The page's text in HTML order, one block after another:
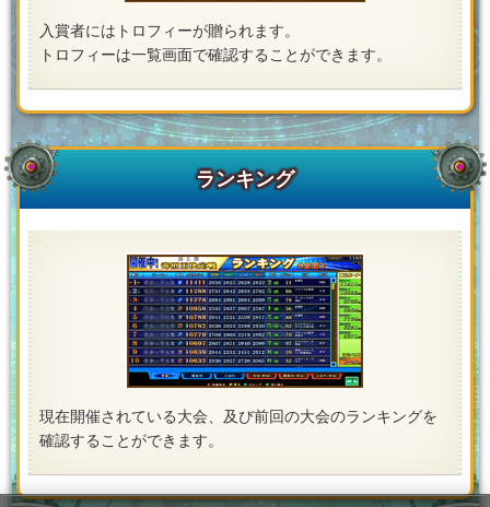
入賞者にはトロフィーが贈られます。
トロフィーは一覧画面で確認することができます。
ランキング
現在開催されている大会、及び前回の大会のランキングを
確認することができます。